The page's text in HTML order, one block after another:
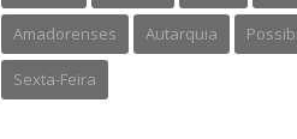
Amadorenses Autarquia
Sexta-Feira